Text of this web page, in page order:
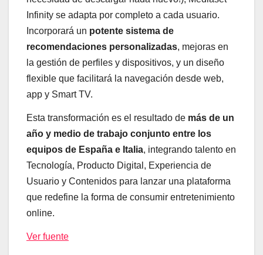
Infinity se adapta por completo a cada usuario.
Incorporará un potente sistema de
recomendaciones personalizadas, mejoras en
la gestión de perfiles y dispositivos, y un diseño
flexible que facilitará la navegación desde web,
app y Smart TV.
Esta transformación es el resultado de más de un
año y medio de trabajo conjunto entre los
equipos de España e Italia, integrando talento en
Tecnología, Producto Digital, Experiencia de
Usuario y Contenidos para lanzar una plataforma
que redefine la forma de consumir entretenimiento
online.
Ver fuente